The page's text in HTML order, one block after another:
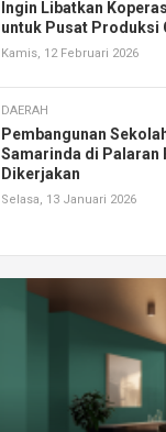
Ingin Libatkan
untuk Pusat Produksi
Kamis, 12 Februari 2026
DAERAH
Pembangunan
Samarinda di Palaran
Dikerjakan
Selasa, 13 Januari 2026